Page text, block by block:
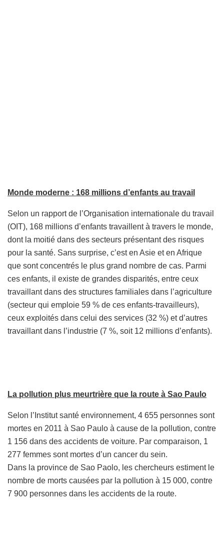
Monde moderne : 168 millions d’enfants au travail
Selon un rapport de l’Organisation internationale du travail
(OIT), 168 millions d’enfants travaillent à travers le monde,
dont la moitié dans des secteurs présentant des risques
pour la santé. Sans surprise, c’est en Asie et en Afrique
que sont concentrés le plus grand nombre de cas. Parmi
ces enfants, il existe de grandes disparités, entre ceux
travaillant dans des structures familiales dans l’agriculture
(secteur qui emploie 59 % de ces enfants-travailleurs),
ceux exploités dans celui des services (32 %) et d’autres
travaillant dans l’industrie (7 %, soit 12 millions d’enfants).
La pollution plus meurtrière que la route à Sao Paulo
Selon l’Institut santé environnement, 4 655 personnes sont
mortes en 2011 à Sao Paulo à cause de la pollution, contre
1 156 dans des accidents de voiture. Par comparaison, 1
277 femmes sont mortes d’un cancer du sein.
Dans la province de Sao Paolo, les chercheurs estiment le
nombre de morts causées par la pollution à 15 000, contre
7 900 personnes dans les accidents de la route.